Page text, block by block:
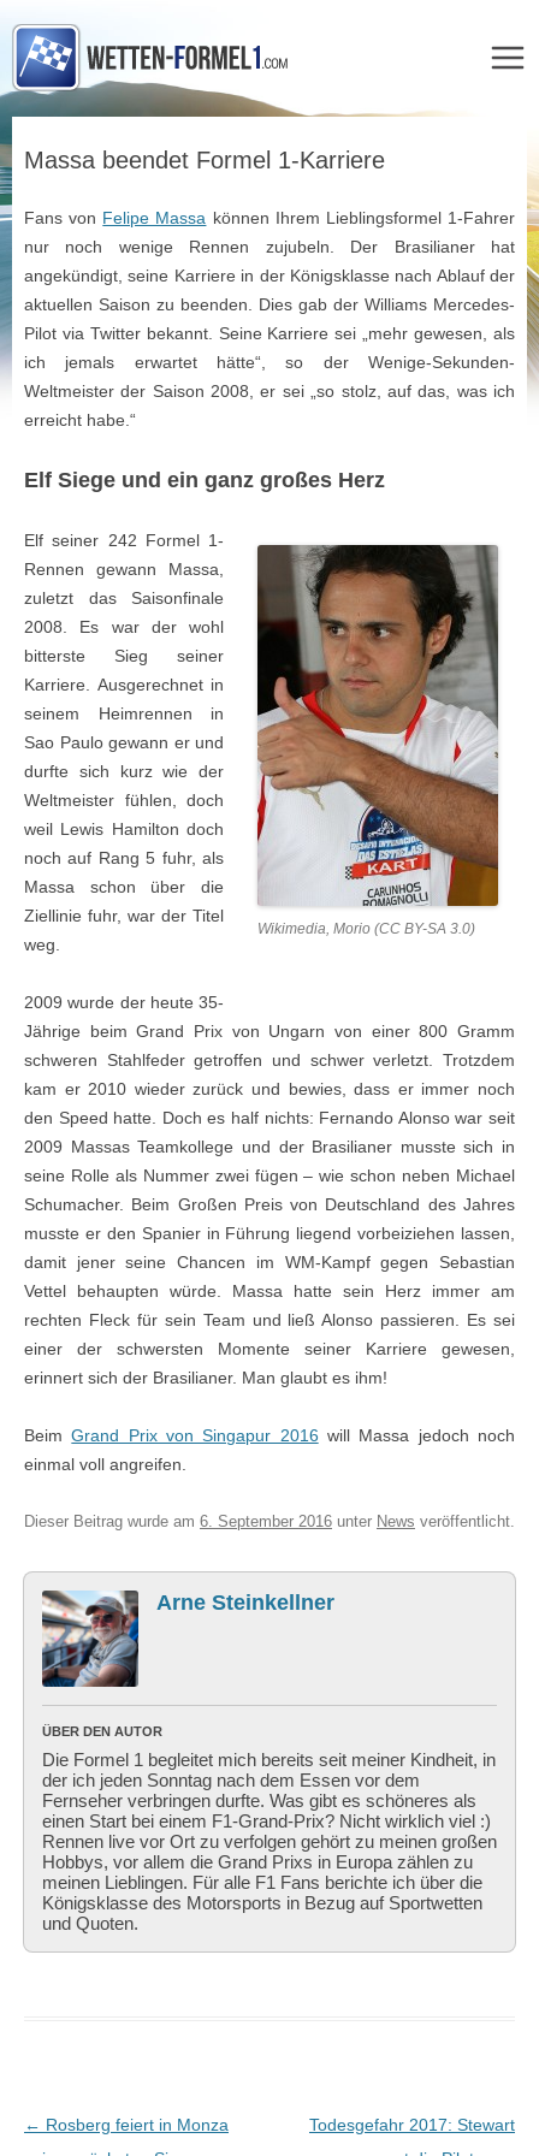
springen
Massa beendet Formel 1-Karriere
Fans von Felipe Massa können Ihrem Lieblingsformel 1-Fahrer
nur noch wenige Rennen zujubeln. Der Brasilianer hat
angekündigt, seine Karriere in der Königsklasse nach Ablauf der
aktuellen Saison zu beenden. Dies gab der Williams Mercedes-
Pilot via Twitter bekannt. Seine Karriere sei „mehr gewesen, als
ich jemals erwartet hätte“, so der Wenige-Sekunden-
Weltmeister der Saison 2008, er sei „so stolz, auf das, was ich
erreicht habe.“
Elf Siege und ein ganz großes Herz
Wikimedia, Morio (CC BY-SA 3.0)
Elf seiner 242 Formel 1-
Rennen gewann Massa,
zuletzt das Saisonfinale
2008. Es war der wohl
bitterste Sieg seiner
Karriere. Ausgerechnet in
seinem Heimrennen in
Sao Paulo gewann er und
durfte sich kurz wie der
Weltmeister fühlen, doch
weil Lewis Hamilton doch
noch auf Rang 5 fuhr, als
Massa schon über die
Ziellinie fuhr, war der Titel
weg.
2009 wurde der heute 35-
Jährige beim Grand Prix von Ungarn von einer 800 Gramm
schweren Stahlfeder getroffen und schwer verletzt. Trotzdem
kam er 2010 wieder zurück und bewies, dass er immer noch
den Speed hatte. Doch es half nichts: Fernando Alonso war seit
2009 Massas Teamkollege und der Brasilianer musste sich in
seine Rolle als Nummer zwei fügen – wie schon neben Michael
Schumacher. Beim Großen Preis von Deutschland des Jahres
musste er den Spanier in Führung liegend vorbeiziehen lassen,
damit jener seine Chancen im WM-Kampf gegen Sebastian
Vettel behaupten würde. Massa hatte sein Herz immer am
rechten Fleck für sein Team und ließ Alonso passieren. Es sei
einer der schwersten Momente seiner Karriere gewesen,
erinnert sich der Brasilianer. Man glaubt es ihm!
BeimGrand Prix von Singapur 2016 will Massa jedoch noch
einmal voll angreifen.
Dieser Beitrag wurde am 6. September 2016 unter News veröffentlicht.
Arne Steinkellner
ÜBER DEN AUTOR
Die Formel 1 begleitet mich bereits seit meiner Kindheit, in
der ich jeden Sonntag nach dem Essen vor dem
Fernseher verbringen durfte. Was gibt es schöneres als
einen Start bei einem F1-Grand-Prix? Nicht wirklich viel :)
Rennen live vor Ort zu verfolgen gehört zu meinen großen
Hobbys, vor allem die Grand Prixs in Europa zählen zu
meinen Lieblingen. Für alle F1 Fans berichte ich über die
Königsklasse des Motorsports in Bezug auf Sportwetten
und Quoten.
Beitragsnavigation
← Rosberg feiert in Monza
Todesgefahr 2017: Stewart